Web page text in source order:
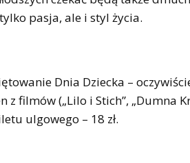
pasja, ale i styl życia.
Dnia Dziecka –
filmów („Lilo i Stich”, „Dumna
ulgowego – 18 zł.